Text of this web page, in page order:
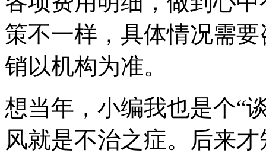
策不一样，具体情况需
销以机构为准。
想当年，小编我也是个“
风就是不治之症。后来